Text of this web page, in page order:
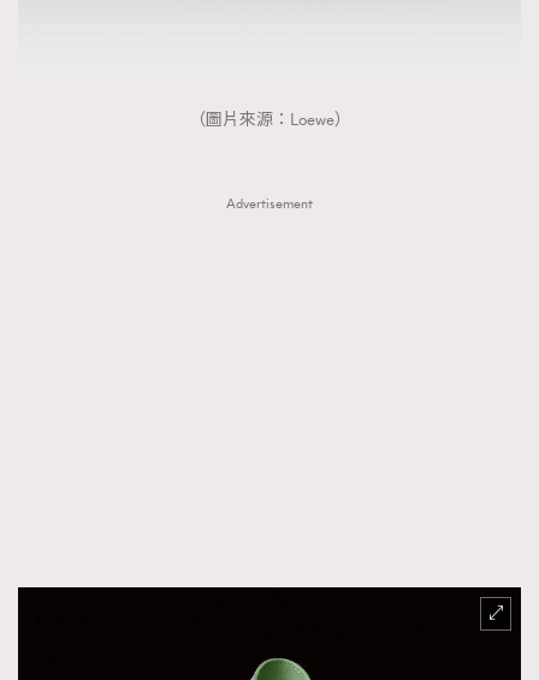
（圖片來源：Loewe）
Advertisement